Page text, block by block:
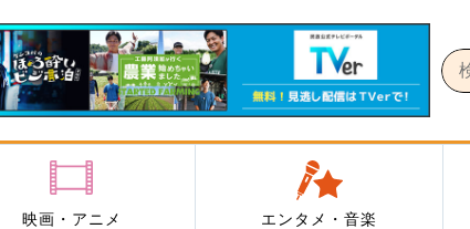
映画・アニメ エンタメ・音楽